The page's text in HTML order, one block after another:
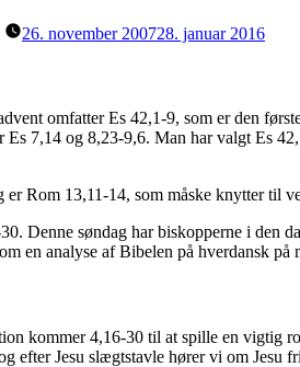
26. november 200728. januar 2016
omfatter Es 42,1-9, som er den
7,14 og 8,23-9,6. Man har valgt Es
Rom 13,11-14, som måske knytter til
Denne søndag har biskopperne i den
en analyse af Bibelen på hverdansk
kommer 4,16-30 til at spille en vigtig
efter Jesu slægtstavle hører vi om